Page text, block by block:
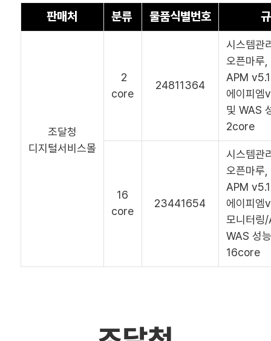
판매처 분류 물품식별번호
조달청
디지털서비스몰
2
core
24811364
시스템관
오픈마루
APM
에이피엠
및 WAS
2core
16
core
23441654
시스템관
오픈마루
APM
에이피엠
모니터링
WAS 성
16core